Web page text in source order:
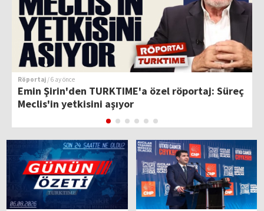
Röportaj / 6 ay önce
Emin Şirin'den TURKTIME'a özel röportaj: Süreç
Meclis'in yetkisini aşıyor